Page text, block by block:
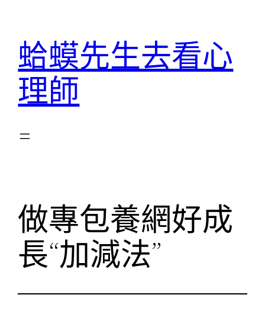
蛤蟆先生去看心
理師
做專包養網好成
長“加減法”